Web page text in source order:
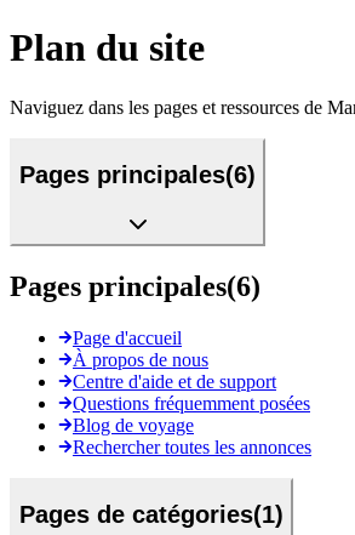
Plan du site
Naviguez dans les pages et ressources de
Pages principales(6)
Pages principales(6)
Page d'accueil
À propos de nous
Centre d'aide et de support
Questions fréquemment posées
Blog de voyage
Rechercher toutes les annonces
Pages de catégories(1)